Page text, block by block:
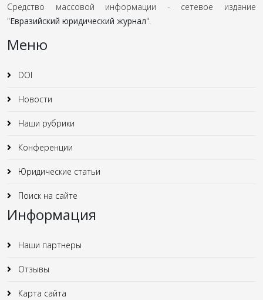
Средство массовой информации - сетевое издание
"Евразийский юридический журнал".
Меню
DOI
Новости
Наши рубрики
Конференции
Юридические статьи
Поиск на сайте
Информация
Наши партнеры
Отзывы
Карта сайта